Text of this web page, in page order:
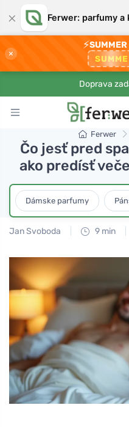
× Ferwer: parfumy a
×
⚡
Doprava
Ferwer
Čo jesť pred
ako predísť
Dámske parfumy
Jan Svoboda 9 min